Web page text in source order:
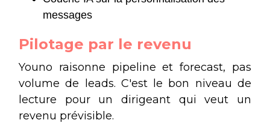
messages
Pilotage par le revenu
Youno raisonne pipeline et forecast, pas
volume de leads. C'est le bon niveau de
lecture pour un dirigeant qui veut un
revenu prévisible.